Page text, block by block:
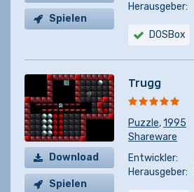
Spielen
Herausgeber:
DOSBox
Download
Spielen
Trugg
Puzzle,1995
Shareware
Entwickler:
Herausgeber: